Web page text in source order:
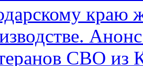
краю
СВО из